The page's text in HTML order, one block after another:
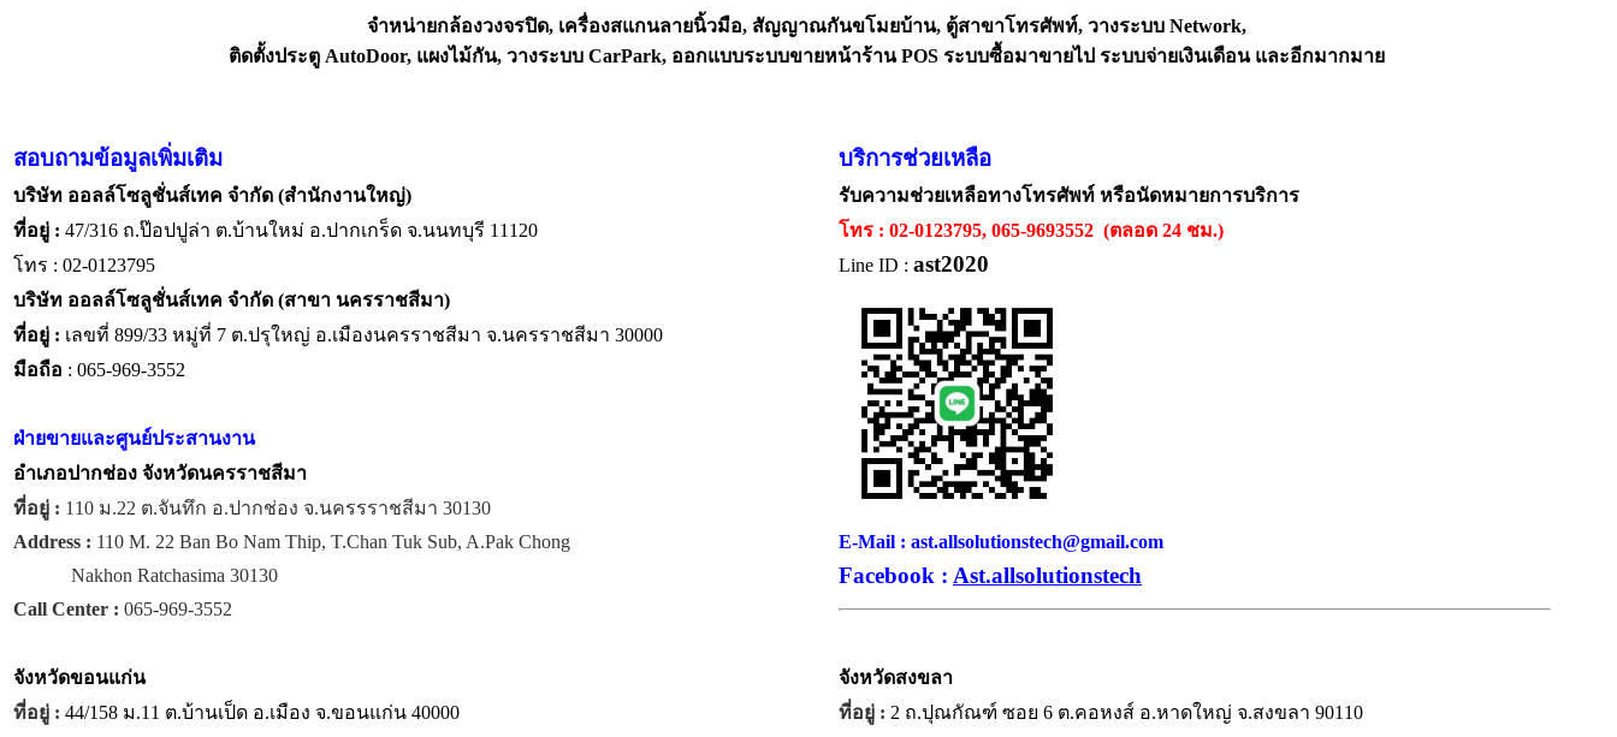
จำหน่ายกล้องวงจรปิด, เครื่องสแกนลายนิ้วมือ, สัญญาณกันขโมยบ้าน, ตู้สาขาโทรศัพท์, วางระบบ Network,
ติดตั้งประตู AutoDoor, แผงไม้กัน, วางระบบ CarPark, ออกแบบระบบขายหน้าร้าน POS ระบบซื้อมาขายไป ระบบจ่ายเงินเดือน และอีกมากมาย
สอบถามข้อมูลเพิ่มเติม บริการช่วยเหลือ
บริษัท ออลล์โซลูชั่นส์เทค จำกัด (สำนักงานใหญ่)
รับความช่วยเหลือทางโทรศัพท์ หรือนัดหมายการบริการ
ที่อยู่ : 47/316 ถ.ป๊อปปูล่า ต.บ้านใหม่ อ.ปากเกร็ด จ.นนทบุรี 11120
โทร : 02-0123795, 065-9693552 (ตลอด 24 ชม.)
โทร : 02-0123795
Line ID : ast2020
บริษัท ออลล์โซลูชั่นส์เทค จำกัด (สาขา นครราชสีมา)
ที่อยู่ : เลขที่ 899/33 หมู่ที่ 7 ต.ปรุใหญ่ อ.เมืองนครราชสีมา จ.นครราชสีมา 30000
มือถือ : 065-969-3552
ฝ่ายขายและศูนย์ประสานงาน
อำเภอปากช่อง จังหวัดนครราชสีมา
ที่อยู่ : 110 ม.22 ต.จันทึก อ.ปากช่อง จ.นครรราชสีมา 30130
Address : 110 M. 22 Ban Bo Nam Thip, T.Chan Tuk Sub, A.Pak Chong
E-Mail : ast.allsolutionstech@gmail.com
Nakhon Ratchasima 30130
Facebook : Ast.allsolutionstech
Call Center : 065-969-3552
จังหวัดขอนแก่น จังหวัดสงขลา
ที่อยู่ : 44/158 ม.11 ต.บ้านเป็ด อ.เมือง จ.ขอนแก่น 40000 ที่อยู่ : 2 ถ.ปุณกัณฑ์ ซอย 6 ต.คอหงส์ อ.หาดใหญ่ จ.สงขลา 90110